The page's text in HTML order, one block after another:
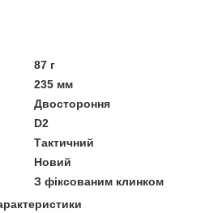
87 г
235 мм
Двостороння
D2
Тактичний
Новий
З фіксованим клинком